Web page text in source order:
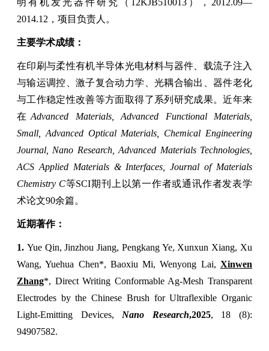
2014.12 ，项目负责人。
主要学术成绩：
在印刷与柔性有机半导体光电材料与器件、载流子注入
与输运调控、激子复合动力学、光耦合输出、器件老化
与工作稳定性改善等方面取得了系列研究成果。近年来
在Advanced Materials, Advanced Functional Materials,
Small, Advanced Optical Materials, Chemical Engineering
Journal, Nano Research, Advanced Materials Technologies,
ACS Applied Materials & Interfaces, Journal ofMaterials
Chemistry C等SCI期刊上以第一作者或通讯作者发表学
术论文90余篇。
近期著作：
1. Yue Qin, Jinzhou Jiang, Pengkang Ye, Xunxun Xiang, Xu
Wang,Yuehua Chen*, Baoxiu Mi, Wenyong Lai,Xinwen
Zhang*, Direct Writing Conformable Ag-Mesh Transparent
Electrodes by the Chinese Brush for Ultraflexible Organic
Light-Emitting Devices, Nano Research,2025, 18 (8):
94907582.